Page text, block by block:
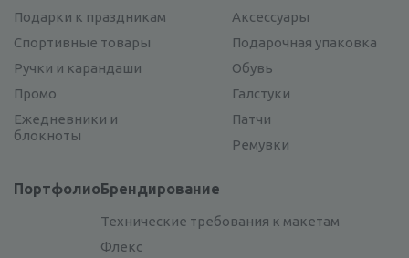
Подарки к праздникам
Спортивные товары
Ручки и карандаши
Промо
Ежедневники и
блокноты
Аксессуары
Подарочная упаковка
Обувь
Галстуки
Патчи
Ремувки
ПортфолиоБрендирование
Технические требования к макетам
Флекс